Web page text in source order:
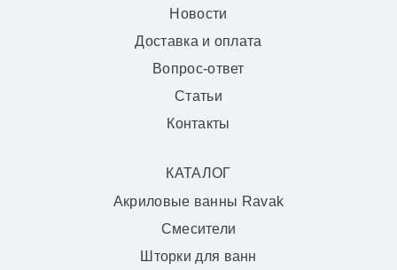
Новости
Доставка и оплата
Вопрос-ответ
Статьи
Контакты
КАТАЛОГ
Акриловые ванны Ravak
Смесители
Шторки для ванн